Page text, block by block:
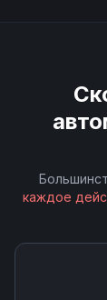
Create Tag
Delete List
Delete
Edit
каждое